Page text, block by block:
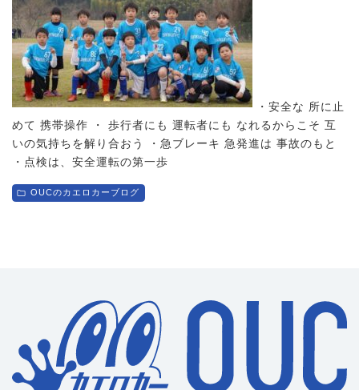
・安全な 所に止
めて 携帯操作 ・ 歩行者にも 運転者にも なれるからこそ 互
いの気持ちを解り合おう ・急ブレーキ 急発進は 事故のもと
・点検は、安全運転の第一歩
OUCのカエロカーブログ